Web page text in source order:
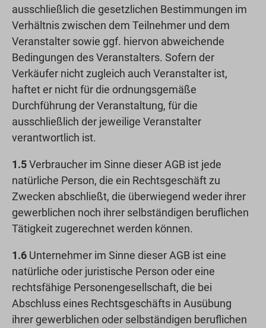
ausschließlich die gesetzlichen Bestimmungen im
Verhältnis zwischen dem Teilnehmer und dem
Veranstalter sowie ggf. hiervon abweichende
Bedingungen des Veranstalters. Sofern der
Verkäufer nicht zugleich auch Veranstalter ist,
haftet er nicht für die ordnungsgemäße
Durchführung der Veranstaltung, für die
ausschließlich der jeweilige Veranstalter
verantwortlich ist.
1.5Verbraucher im Sinne dieser AGB ist jede
natürliche Person, die ein Rechtsgeschäft zu
Zwecken abschließt, die überwiegend weder ihrer
gewerblichen noch ihrer selbständigen beruflichen
Tätigkeit zugerechnet werden können.
1.6 Unternehmer im Sinne dieser AGB ist eine
natürliche oder juristische Person oder eine
rechtsfähige Personengesellschaft, die bei
Abschluss eines Rechtsgeschäfts in Ausübung
ihrer gewerblichen oder selbständigen beruflichen